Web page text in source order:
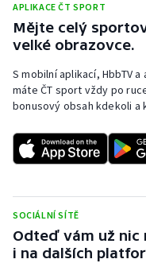
Rychlobruslení
Rychlostní kanoistika
Short track
Stolní tenis
Triatlon
Veslování
APLIKACE ČT SPORT
Mějte celý
velké obrazovce.
S mobilní aplikací, HbbTV
máte ČT sport vždy po
bonusový obsah kdekoli a
SOCIÁLNÍ SÍTĚ
Odteď vám už nic
i na dalších